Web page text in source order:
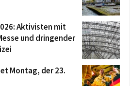
Aktivisten mit
und dringender
Montag, der 23.